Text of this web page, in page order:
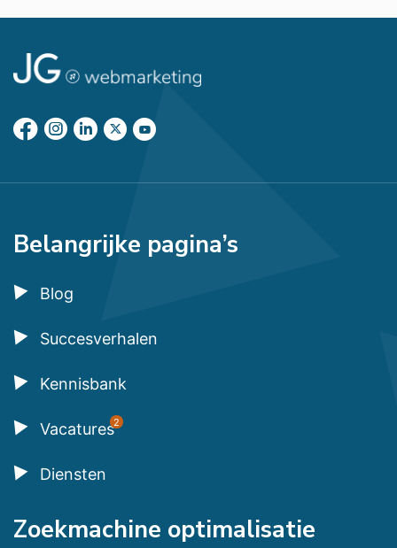
Belangrijke pagina’s
Blog
Succesverhalen
Kennisbank
Vacatures2
Diensten
Zoekmachine optimalisatie